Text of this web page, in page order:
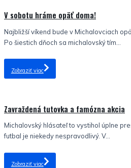
V sobotu hráme opäť doma!
Najbližší víkend bude v Michalovciach
Po šiestich dňoch sa michalovský tím...
Zobraziť viac
Zavraždená tutovka a famózna akcia
Michalovský hlásateľ to vystihol úplne
futbal je niekedy nespravodlivý. V...
Zobraziť viac